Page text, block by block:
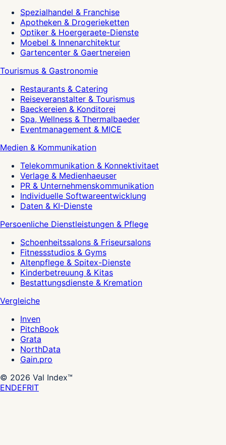
Spezialhandel & Franchise
Apotheken & Drogerieketten
Optiker & Hoergeraete-Dienste
Moebel & Innenarchitektur
Gartencenter & Gaertnereien
Tourismus & Gastronomie
Restaurants & Catering
Reiseveranstalter & Tourismus
Baeckereien & Konditorei
Spa, Wellness & Thermalbaeder
Eventmanagement & MICE
Medien & Kommunikation
Telekommunikation & Konnektivitaet
Verlage & Medienhaeuser
PR & Unternehmenskommunikation
Individuelle Softwareentwicklung
Daten & KI-Dienste
Persoenliche Dienstleistungen & Pflege
Schoenheitssalons & Friseursalons
Fitnessstudios & Gyms
Altenpflege & Spitex-Dienste
Kinderbetreuung & Kitas
Bestattungsdienste & Kremation
Vergleiche
Inven
PitchBook
Grata
NorthData
Gain.pro
© 2026 Val Index™
ENDEFRIT